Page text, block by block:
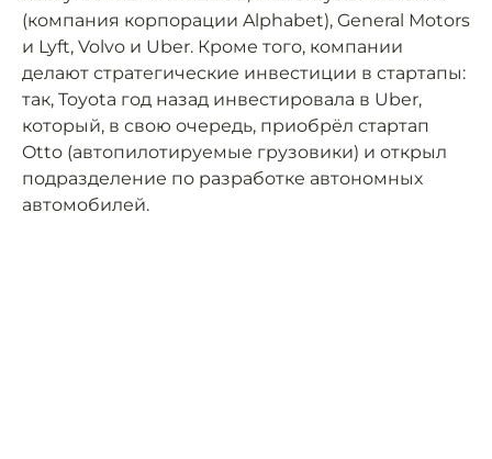
(компания корпорации Alphabet), General Motors
и Lyft, Volvo и Uber. Кроме того, компании
делают стратегические инвестиции в стартапы:
так, Toyota год назад инвестировала в Uber,
который, в свою очередь, приобрёл стартап
Otto (автопилотируемые грузовики) и открыл
подразделение по разработке автономных
автомобилей.